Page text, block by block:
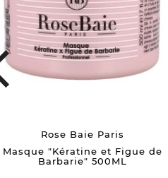
Rose Baie Paris
Masque "Kératine et Figue de
Barbarie" 500ML